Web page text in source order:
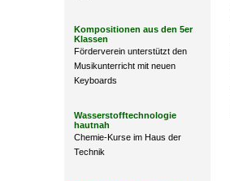
Kompositionen aus den 5er
Klassen
Förderverein unterstützt den
Musikunterricht mit neuen
Keyboards
Wasserstofftechnologie
hautnah
Chemie-Kurse im Haus der
Technik